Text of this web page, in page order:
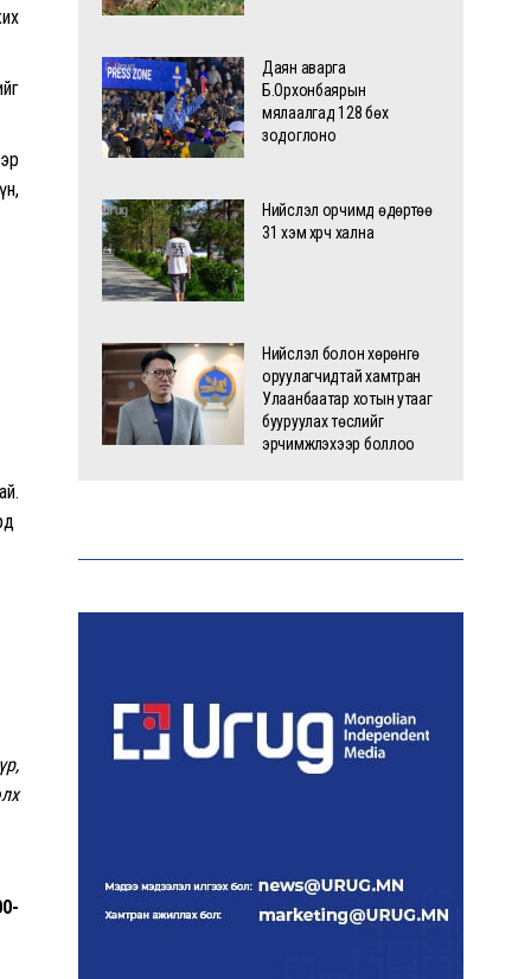
Даян аварга
Б.Орхонбаярын
мялаалгад 128 бөх
зодоглоно
Нийслэл орчимд өдөртөө
31 хэм хүрч хална
Нийслэл болон хөрөнгө
оруулагчидтай хамтран
Улаанбаатар хотын утааг
бууруулах төслийг
эрчимжүүлэхээр боллоо
бүртгэл өмнөх оноос 1.3
хайрхны төрийн тахилгад
оролцлоо
хүргэлээ